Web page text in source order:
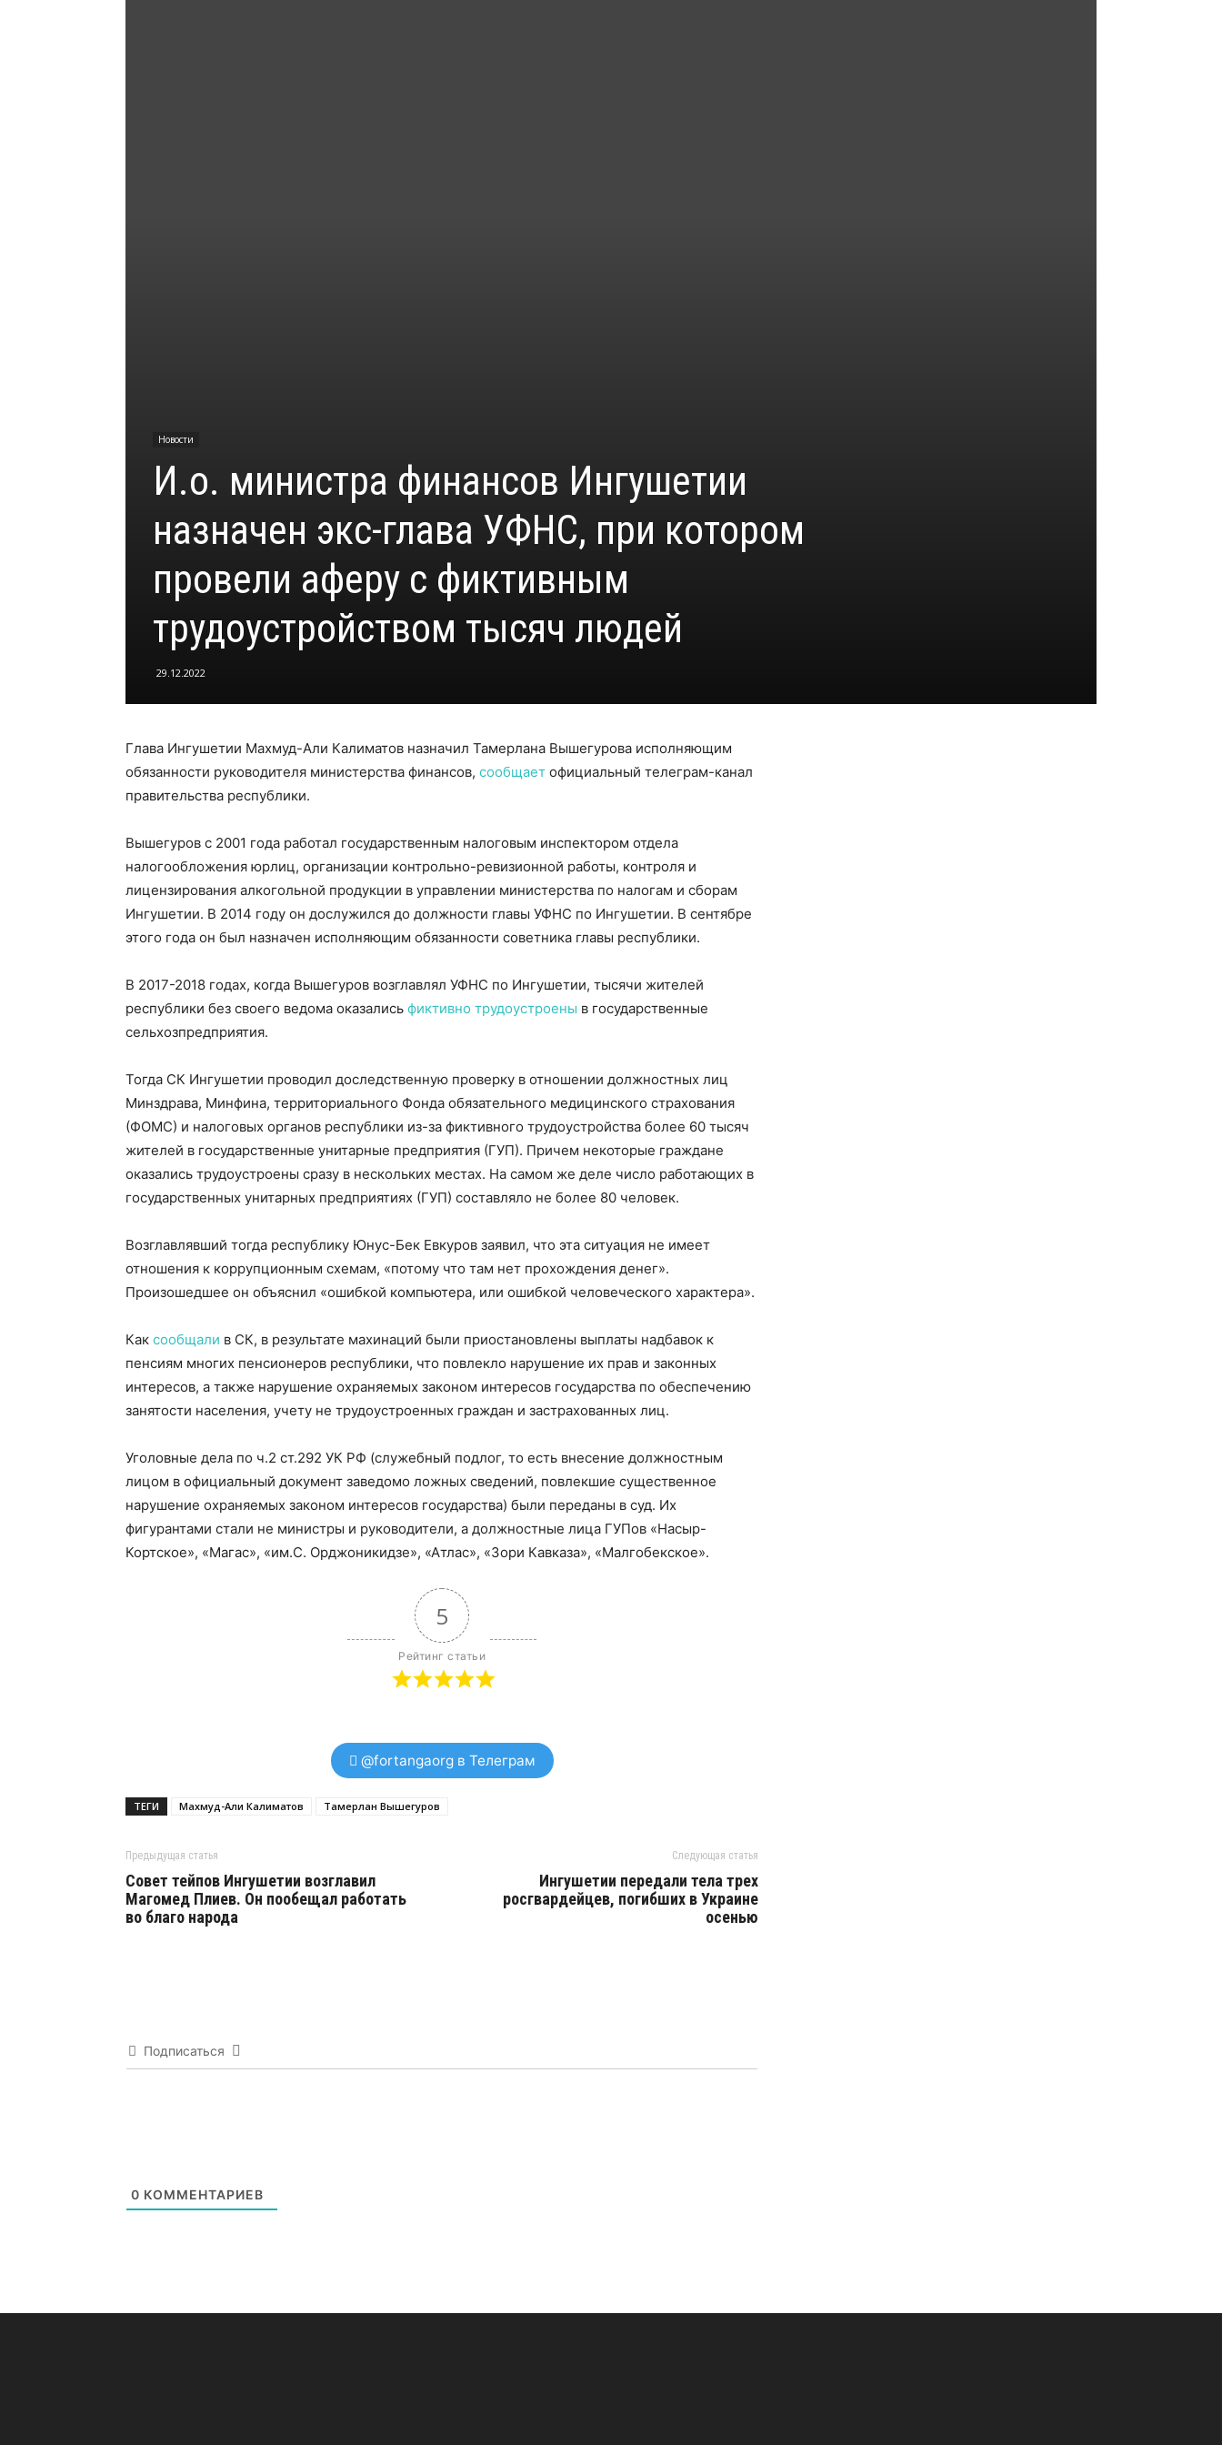
Новости
И.о. министра финансов Ингушетии
назначен экс-глава УФНС, при котором
провели аферу с фиктивным
трудоустройством тысяч людей
29.12.2022
Глава Ингушетии Махмуд-Али Калиматов назначил Тамерлана Вышегурова исполняющим
обязанности руководителя министерства финансов, сообщает официальный телеграм-канал
правительства республики.
Вышегуров с 2001 года работал государственным налоговым инспектором отдела
налогообложения юрлиц, организации контрольно-ревизионной работы, контроля и
лицензирования алкогольной продукции в управлении министерства по налогам и сборам
Ингушетии. В 2014 году он дослужился до должности главы УФНС по Ингушетии. В сентябре
этого года он был назначен исполняющим обязанности советника главы республики.
В 2017-2018 годах, когда Вышегуров возглавлял УФНС по Ингушетии, тысячи жителей
республики без своего ведома оказались фиктивно трудоустроены в государственные
сельхозпредприятия.
Тогда СК Ингушетии проводил доследственную проверку в отношении должностных лиц
Минздрава, Минфина, территориального Фонда обязательного медицинского страхования
(ФОМС) и налоговых органов республики из-за фиктивного трудоустройства более 60 тысяч
жителей в государственные унитарные предприятия (ГУП). Причем некоторые граждане
оказались трудоустроены сразу в нескольких местах. На самом же деле число работающих в
государственных унитарных предприятиях (ГУП) составляло не более 80 человек.
Возглавлявший тогда республику Юнус-Бек Евкуров заявил, что эта ситуация не имеет
отношения к коррупционным схемам, «потому что там нет прохождения денег».
Произошедшее он объяснил «ошибкой компьютера, или ошибкой человеческого характера».
Как сообщали в СК, в результате махинаций были приостановлены выплаты надбавок к
пенсиям многих пенсионеров республики, что повлекло нарушение их прав и законных
интересов, а также нарушение охраняемых законом интересов государства по обеспечению
занятости населения, учету не трудоустроенных граждан и застрахованных лиц.
Уголовные дела по ч.2 ст.292 УК РФ (служебный подлог, то есть внесение должностным
лицом в официальный документ заведомо ложных сведений, повлекшие существенное
нарушение охраняемых законом интересов государства) были переданы в суд. Их
фигурантами стали не министры и руководители, а должностные лица ГУПов «Насыр-
Кортское», «Магас», «им.С. Орджоникидзе», «Атлас», «Зори Кавказа», «Малгобекское».
5
Рейтинг статьи
@fortangaorg в Телеграм
ТЕГИ Махмуд-Али Калиматов Тамерлан Вышегуров
Предыдущая статья
Совет тейпов Ингушетии возглавил
Магомед Плиев. Он пообещал работать
во благо народа
Следующая статья
Ингушетии передали тела трех
росгвардейцев, погибших в Украине
осенью
Подписаться
0 КОММЕНТАРИЕВ